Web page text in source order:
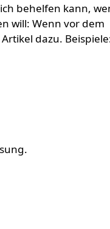
behelfen kann,
will: Wenn vor dem
dazu.